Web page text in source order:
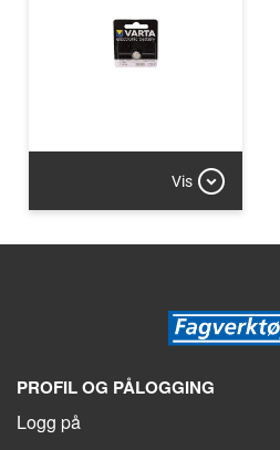
Vis
PROFIL OG PÅLOGGING
Logg på